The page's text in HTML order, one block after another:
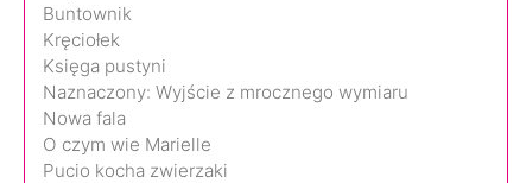
Buntownik
Kręciołek
Księga pustyni
Naznaczony: Wyjście z mrocznego wymiaru
Nowa fala
O czym wie Marielle
Pucio kocha zwierzaki